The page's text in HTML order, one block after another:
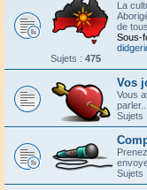
La
de
Sous-
Sujets : 475
Vos
Vous
parler...
Sujets :
Sujets :